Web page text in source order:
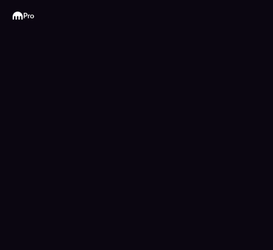
Kraken
Pro